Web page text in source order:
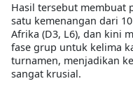
Hasil tersebut membuat
satu kemenangan dari
Afrika (D3, L6), dan kini
fase grup untuk kelima
turnamen, menjadikan
sangat krusial.